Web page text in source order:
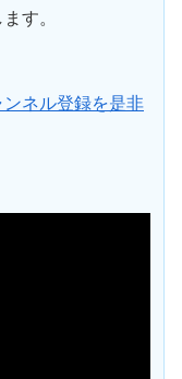
す。
ンネル登録を是非